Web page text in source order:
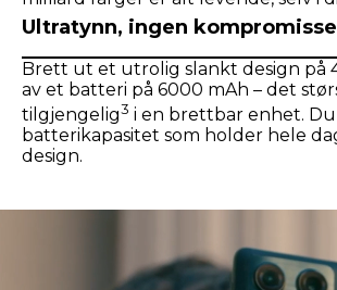
Ultratynn, ingen
Brett ut et utrolig slankt design på
av et batteri på 6000 mAh – det
tilgjengelig3 i en brettbar enhet. Du
batterikapasitet som holder hele
design.